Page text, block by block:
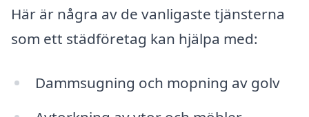
Här är några av de vanligaste tjänsterna
som ett städföretag kan hjälpa med:
Dammsugning och mopning av golv